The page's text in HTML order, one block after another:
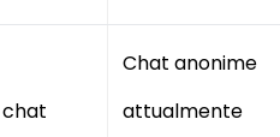
chat
Chat anonime
attualmente